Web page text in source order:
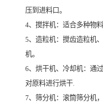
压到进料口。
4、搅拌机：适合多种物
5、造粒机：搅齿造粒机
机。
6、烘干机、冷却机：通
对原料进行烘干.
7、筛分机：滚筒筛分机